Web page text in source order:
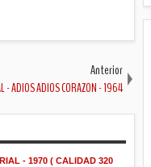
Anterior
- ADIOS ADIOS CORAZON - 1964
- 1970 ( CALIDAD 320